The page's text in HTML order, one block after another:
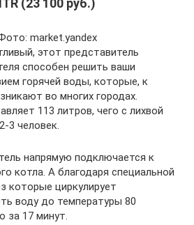
(23 100 руб.)
market.yandex
этот представитель
способен решить ваши
горячей воды, которые, к
во многих городах.
113 литров, чего с лихвой
3 человек.
напрямую подключается к
котла. А благодаря специальной
которые циркулирует
воду до температуры 80
за 17 минут.